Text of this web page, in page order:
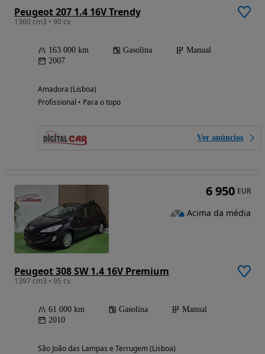
Peugeot 207 1.4 16V Trendy
1360 cm3 • 90 cv
163 000 km Gasolina
Manual
2007
Amadora (Lisboa)
Profissional • Para o topo
Ver anúncios
Peugeot 308 SW 1.4 16V Premium
1397 cm3 • 95 cv
61 000 km Gasolina
Manual
2010
São João das Lampas e Terrugem (Lisboa)
6 950 EUR
Acima da média